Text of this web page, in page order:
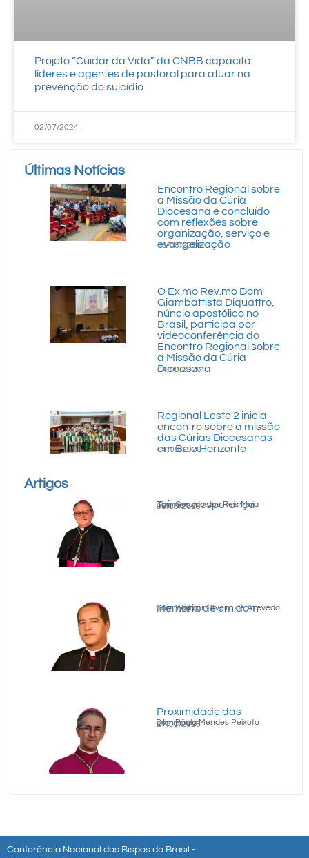
Projeto “Cuidar da Vida” da CNBB capacita
líderes e agentes de pastoral para atuar na
prevenção do suicídio
02/07/2024
Últimas Notícias
Encontro Regional sobre
a Missão da Cúria
Diocesana é concluído
com reflexões sobre
organização, serviço e
evangelização
06/08/2026
O Ex.mo Rev.mo Dom
Giambattista Diquattro,
núncio apostólico no
Brasil, participa por
videoconferência do
Encontro Regional sobre
a Missão da Cúria
Diocesana
04/08/2026
Regional Leste 2 inicia
encontro sobre a missão
das Cúrias Diocesanas
em Belo Horizonte
04/08/2026
Artigos
Teimosa esperança
Dom Geraldo dos Reis Maia
05/08/2026
Memória de um dom
Dom Walmor Oliveira de Azevedo
31/07/2026
Proximidade das
eleições
Dom Paulo Mendes Peixoto
27/07/2026
Conferência Nacional dos Bispos do Brasil -